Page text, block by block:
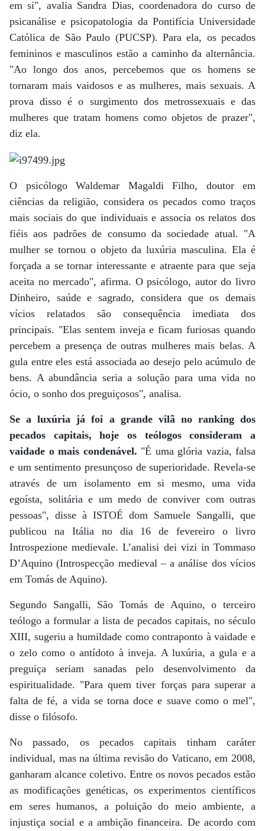
em si", avalia Sandra Dias, coordenadora do curso de
psicanálise e psicopatologia da Pontifícia Universidade
Católica de São Paulo (PUCSP). Para ela, os pecados
femininos e masculinos estão a caminho da alternância.
"Ao longo dos anos, percebemos que os homens se
tornaram mais vaidosos e as mulheres, mais sexuais. A
prova disso é o surgimento dos metrossexuais e das
mulheres que tratam homens como objetos de prazer",
diz ela.
O psicólogo Waldemar Magaldi Filho, doutor em
ciências da religião, considera os pecados como traços
mais sociais do que individuais e associa os relatos dos
fiéis aos padrões de consumo da sociedade atual. "A
mulher se tornou o objeto da luxúria masculina. Ela é
forçada a se tornar interessante e atraente para que seja
aceita no mercado", afirma. O psicólogo, autor do livro
Dinheiro, saúde e sagrado, considera que os demais
vícios relatados são consequência imediata dos
principais. "Elas sentem inveja e ficam furiosas quando
percebem a presença de outras mulheres mais belas. A
gula entre eles está associada ao desejo pelo acúmulo de
bens. A abundância seria a solução para uma vida no
ócio, o sonho dos preguiçosos", analisa.
Se a luxúria já foi a grande vilã no ranking dos
pecados capitais, hoje os teólogos consideram a
vaidade o mais condenável. "É uma glória vazia, falsa
e um sentimento presunçoso de superioridade. Revela-se
através de um isolamento em si mesmo, uma vida
egoísta, solitária e um medo de conviver com outras
pessoas", disse à ISTOÉ dom Samuele Sangalli, que
publicou na Itália no dia 16 de fevereiro o livro
Introspezione medievale. L’analisi dei vizi in Tommaso
D’Aquino (Introspecção medieval – a análise dos vícios
em Tomás de Aquino).
Segundo Sangalli, São Tomás de Aquino, o terceiro
teólogo a formular a lista de pecados capitais, no século
XIII, sugeriu a humildade como contraponto à vaidade e
o zelo como o antídoto à inveja. A luxúria, a gula e a
preguiça seriam sanadas pelo desenvolvimento da
espiritualidade. "Para quem tiver forças para superar a
falta de fé, a vida se torna doce e suave como o mel",
disse o filósofo.
No passado, os pecados capitais tinham caráter
individual, mas na última revisão do Vaticano, em 2008,
ganharam alcance coletivo. Entre os novos pecados estão
as modificações genéticas, os experimentos científicos
em seres humanos, a poluição do meio ambiente, a
injustiça social e a ambição financeira. De acordo com